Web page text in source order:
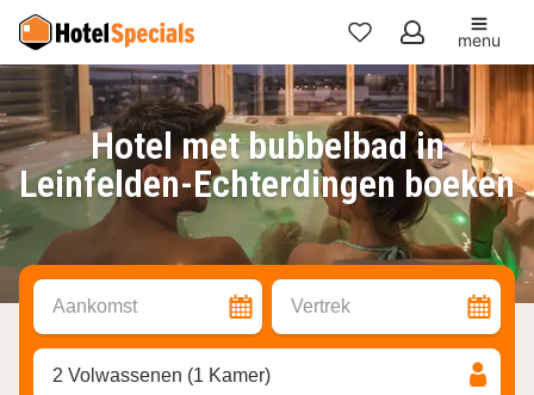
Mijn
favorieten
menu
Hotel met bubbelbad in
Leinfelden-Echterdingen boeken
Aankomst Vertrek
2 Volwassenen (1 Kamer)